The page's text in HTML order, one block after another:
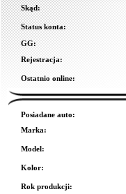
Skąd:
Status konta:
GG:
Rejestracja:
Ostatnio online:
Posiadane auto:
Marka:
Model:
Kolor:
Rok produkcji: